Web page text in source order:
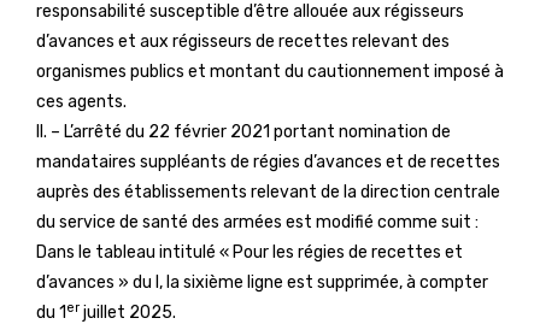
responsabilité susceptible d’être allouée aux régisseurs
d’avances et aux régisseurs de recettes relevant des
organismes publics et montant du cautionnement imposé à
ces agents.
II. – L’arrêté du 22 février 2021 portant nomination de
mandataires suppléants de régies d’avances et de recettes
auprès des établissements relevant de la direction centrale
du service de santé des armées est modifié comme suit :
Dans le tableau intitulé « Pour les régies de recettes et
d’avances » du I, la sixième ligne est supprimée, à compter
du 1 er juillet 2025.